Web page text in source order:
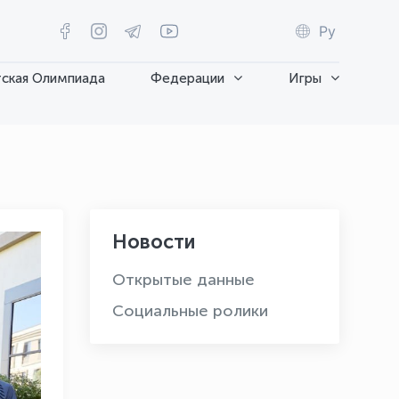
Ру
Олимпиада Федерации Игры
Новости
Открытые данные
Социальные ролики